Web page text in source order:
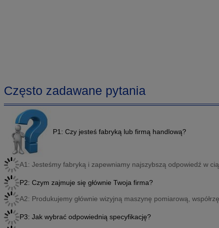
Często zadawane pytania
P1: Czy jesteś fabryką lub firmą handlową?
A1: Jesteśmy fabryką i zapewniamy najszybszą odpowiedź w
P2: Czym zajmuje się głównie Twoja firma?
A2: Produkujemy głównie wizyjną maszynę pomiarową,
P3: Jak wybrać odpowiednią specyfikację?